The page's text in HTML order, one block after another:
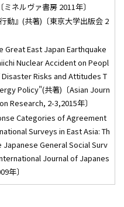
ネルヴァ書房 2011年〕
動』(共著)〔東京大学出版会 2
Great East Japan Earthquake
Nuclear Accident on Peopl
Risks and Attitudes T
Policy"(共著)〔Asian Journ
Research, 2-3,2015年〕
Categories of Agreement
Surveys in East Asia: Th
General Social Surv
Journal of Japanes
年〕